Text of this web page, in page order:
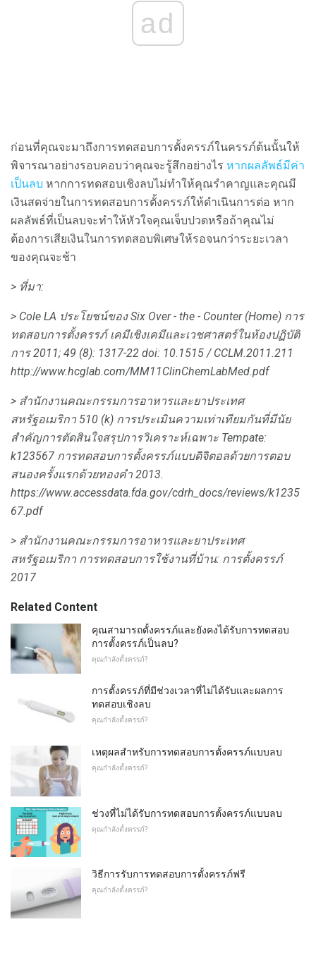
ad
ก่อนที่คุณจะมาถึงการทดสอบการตั้งครรภ์ในครรภ์ต้นนั้นให้
พิจารณาอย่างรอบคอบว่าคุณจะรู้สึกอย่างไร หากผลลัพธ์มีค่า
เป็นลบ หากการทดสอบเชิงลบไม่ทำให้คุณรำคาญและคุณมี
เงินสดจ่ายในการทดสอบการตั้งครรภ์ให้ดำเนินการต่อ หาก
ผลลัพธ์ที่เป็นลบจะทำให้หัวใจคุณเจ็บปวดหรือถ้าคุณไม่
ต้องการเสียเงินในการทดสอบพิเศษให้รอจนกว่าระยะเวลา
ของคุณจะช้า
> ที่มา:
> Cole LA ประโยชน์ของ Six Over - the - Counter (Home) การ
ทดสอบการตั้งครรภ์ เคมีเชิงเคมีและเวชศาสตร์ในห้องปฏิบัติ
การ 2011; 49 (8): 1317-22 doi: 10.1515 / CCLM.2011.211
http://www.hcglab.com/MM11ClinChemLabMed.pdf
> สำนักงานคณะกรรมการอาหารและยาประเทศ
สหรัฐอเมริกา 510 (k) การประเมินความเท่าเทียมกันที่มีนัย
สำคัญการตัดสินใจสรุปการวิเคราะห์เฉพาะ Tempate:
k123567 การทดสอบการตั้งครรภ์แบบดิจิตอลด้วยการตอบ
สนองครั้งแรกด้วยทองคำ 2013.
https://www.accessdata.fda.gov/cdrh_docs/reviews/k1235
67.pdf
> สำนักงานคณะกรรมการอาหารและยาประเทศ
สหรัฐอเมริกา การทดสอบการใช้งานที่บ้าน: การตั้งครรภ์
2017
Related Content
คุณสามารถตั้งครรภ์และยังคงได้รับการทดสอบ
การตั้งครรภ์เป็นลบ?
คุณกำลังตั้งครรภ์?
การตั้งครรภ์ที่มีช่วงเวลาที่ไม่ได้รับและผลการ
ทดสอบเชิงลบ
คุณกำลังตั้งครรภ์?
เหตุผลสำหรับการทดสอบการตั้งครรภ์แบบลบ
คุณกำลังตั้งครรภ์?
ช่วงที่ไม่ได้รับการทดสอบการตั้งครรภ์แบบลบ
คุณกำลังตั้งครรภ์?
วิธีการรับการทดสอบการตั้งครรภ์ฟรี
คุณกำลังตั้งครรภ์?